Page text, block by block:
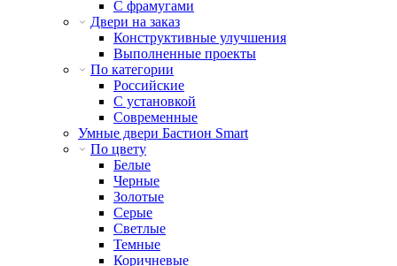
С фрамугами
Двери на заказ
Конструктивные улучшения
Выполненные проекты
По категории
Российские
С установкой
Современные
Умные двери Бастион Smart
По цвету
Белые
Черные
Золотые
Серые
Светлые
Темные
Коричневые